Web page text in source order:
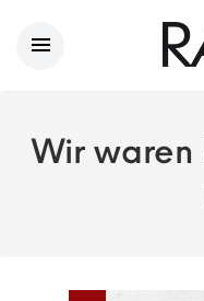
Wir waren